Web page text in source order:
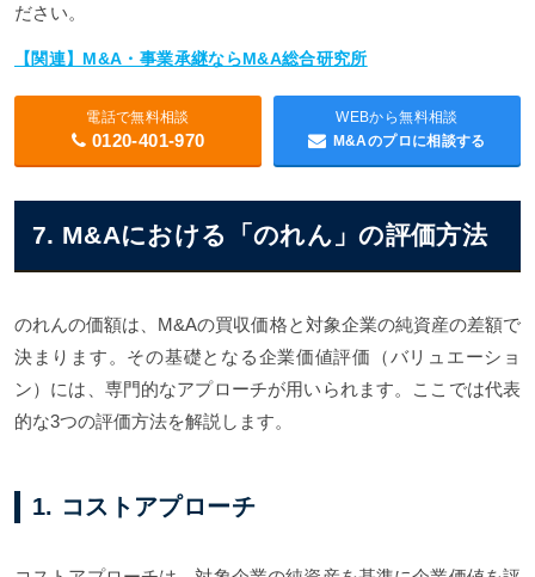
ださい。
【関連】M&A・事業承継ならM&A総合研究所
電話で無料相談
0120-401-970
WEBから無料相談
M&Aのプロに相談する
7. M&Aにおける「のれん」の評価方法
のれんの価額は、M&Aの買収価格と対象企業の純資産の差額で
決まります。その基礎となる企業価値評価（バリュエーショ
ン）には、専門的なアプローチが用いられます。ここでは代表
的な3つの評価方法を解説します。
1. コストアプローチ